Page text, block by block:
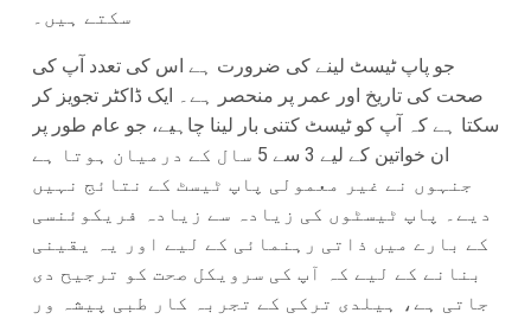
سکتے ہیں۔
جو پاپ ٹیسٹ لینے کی ضرورت ہے اس کی تعدد آپ کی
صحت کی تاریخ اور عمر پر منحصر ہے۔ ایک ڈاکٹر تجویز کر
سکتا ہے کہ آپ کو ٹیسٹ کتنی بار لینا چاہیے، جو عام طور پر
ان خواتین کے لیے 3 سے 5 سال کے درمیان ہوتا ہے
جنہوں نے غیر معمولی پاپ ٹیسٹ کے نتائج نہیں
دیے۔ پاپ ٹیسٹوں کی زیادہ سے زیادہ فریکوئنسی
کے بارے میں ذاتی رہنمائی کے لیے اور یہ یقینی
بنانے کے لیے کہ آپ کی سرویکل صحت کو ترجیح دی
جاتی ہے، ہیلدی ترکی کے تجربہ کار طبی پیشہ ور